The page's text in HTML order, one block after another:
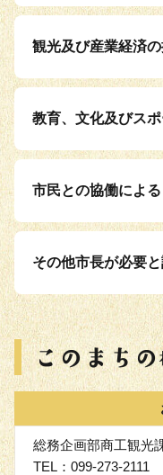
観光及び産業経済
教育、文化及びス
市民との協働によ
その他市長が必要
総務企画部商工観光
TEL：099-273-2111